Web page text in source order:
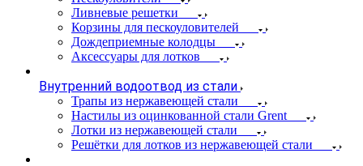
Ливневые решетки
Корзины для пескоуловителей
Дождеприемные колодцы
Аксессуары для лотков
Внутренний водоотвод из стали
Трапы из нержавеющей стали
Настилы из оцинкованной стали Grent
Лотки из нержавеющей стали
Решётки для лотков из нержавеющей стали